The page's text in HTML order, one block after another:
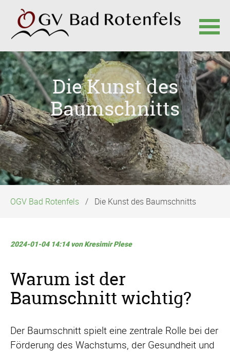
Navigation
überspringen
Die Kunst des
Baumschnitts
OGV Bad Rotenfels Die Kunst des Baumschnitts
2024-01-04 14:14von Kresimir Plese
Warum ist der
Baumschnitt wichtig?
Der Baumschnitt spielt eine zentrale Rolle bei der
Förderung des Wachstums, der Gesundheit und